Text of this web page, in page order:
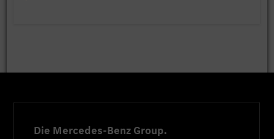
Die Mercedes-Benz Group.